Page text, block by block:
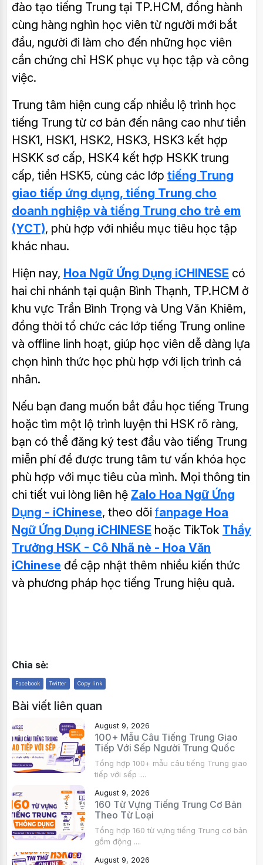
đào tạo tiếng Trung tại TP.HCM, đồng hành
cùng hàng nghìn học viên từ người mới bắt
đầu, người đi làm cho đến những học viên
cần chứng chỉ HSK phục vụ học tập và công
việc.
Trung tâm hiện cung cấp nhiều lộ trình học
tiếng Trung từ cơ bản đến nâng cao như tiền
HSK1, HSK1, HSK2, HSK3, HSK3 kết hợp
HSKK sơ cấp, HSK4 kết hợp HSKK trung
cấp, tiền HSK5, cùng các lớp tiếng Trung
giao tiếp ứng dụng, tiếng Trung cho
doanh nghiệp và tiếng Trung cho trẻ em
(YCT), phù hợp với nhiều mục tiêu học tập
khác nhau.
Hiện nay, Hoa Ngữ Ứng Dụng iCHINESE có
hai chi nhánh tại quận Bình Thạnh, TP.HCM ở
khu vực Trần Bình Trọng và Ung Văn Khiêm,
đồng thời tổ chức các lớp tiếng Trung online
và offline linh hoạt, giúp học viên dễ dàng lựa
chọn hình thức học phù hợp với lịch trình cá
nhân.
Nếu bạn đang muốn bắt đầu học tiếng Trung
hoặc tìm một lộ trình luyện thi HSK rõ ràng,
bạn có thể đăng ký test đầu vào tiếng Trung
miễn phí để được trung tâm tư vấn khóa học
phù hợp với mục tiêu của mình. Mọi thông tin
chi tiết vui lòng liên hệ Zalo Hoa Ngữ Ứng
Dụng - iChinese, theo dõi fanpage Hoa
Ngữ Ứng Dụng iCHINESE hoặc TikTok Thầy
Trưởng HSK - Cô Nhã nè - Hoa Văn
iChinese để cập nhật thêm nhiều kiến thức
và phương pháp học tiếng Trung hiệu quả.
Chia sẻ:
Facebook Twitter Copy link
Bài viết liên quan
August 9, 2026
100+ Mẫu Câu Tiếng Trung Giao
Tiếp Với Sếp Người Trung Quốc
Tổng hợp 100+ mẫu câu tiếng Trung giao
tiếp với sếp ....
August 9, 2026
160 Từ Vựng Tiếng Trung Cơ Bản
Theo Từ Loại
Tổng hợp 160 từ vựng tiếng Trung cơ bản
gồm động ....
August 9, 2026